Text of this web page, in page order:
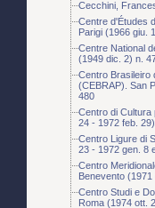
Cecchini,
Centre d'Études
Parigi (1966 giu.
Centre National
(1949 dic. 2) n.
Centro Brasileiro
(CEBRAP). San
480
Centro di Cultura
24 - 1972 feb.
Centro Ligure di
23 - 1972 gen. 8
Centro
Benevento
Centro Studi e
Roma (1974 ott.